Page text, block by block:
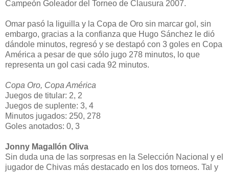
Campeón Goleador del Torneo de Clausura 2007.
Omar pasó la liguilla y la Copa de Oro sin marcar gol, sin
embargo, gracias a la confianza que Hugo Sánchez le dió
dándole minutos, regresó y se destapó con 3 goles en Copa
América a pesar de que sólo jugo 278 minutos, lo que
representa un gol casi cada 92 minutos.
Copa Oro, Copa América
Juegos de titular: 2, 2
Juegos de suplente: 3, 4
Minutos jugados: 250, 278
Goles anotados: 0, 3
Jonny Magallón Oliva
Sin duda una de las sorpresas en la Selección Nacional y el
jugador de Chivas más destacado en los dos torneos. Tal y